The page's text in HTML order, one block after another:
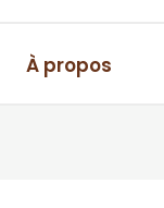
À propos